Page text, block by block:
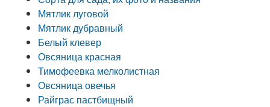
Мятлик луговой
Мятлик дубравный
Белый клевер
Овсяница красная
Тимофеевка мелколистная
Овсяница овечья
Райграс пастбищный